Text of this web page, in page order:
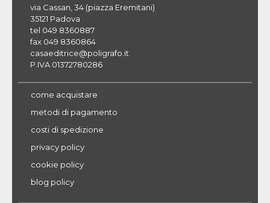
via Cassan, 34 (piazza Eremitani)
35121 Padova
tel 049 8360887
fax 049 8360864
casaeditrice@poligrafo.it
P.IVA 01372780286
come acquistare
metodi di pagamento
costi di spedizione
privacy policy
cookie policy
blog policy